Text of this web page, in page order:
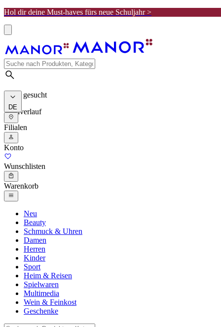
Hol dir deine Must-haves fürs neue Schuljahr >
Meist gesucht
Suchverlauf
DE
Filialen
Konto
Wunschlisten
Warenkorb
Neu
Beauty
Schmuck & Uhren
Damen
Herren
Kinder
Sport
Heim & Reisen
Spielwaren
Multimedia
Wein & Feinkost
Geschenke